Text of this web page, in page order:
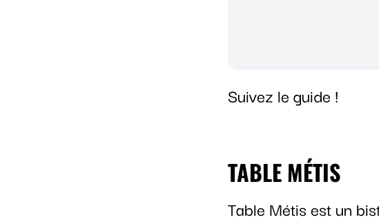
Suivez le guide !
TABLE MÉTIS
Table Métis est un